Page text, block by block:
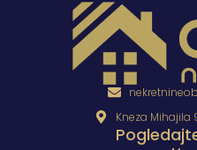
Kneza Mihajila